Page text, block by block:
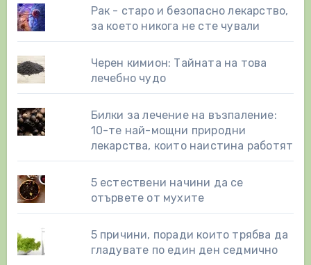
Рак - старо и безопасно лекарство,
за което никога не сте чували
Черен кимион: Тайната на това
лечебно чудо
Билки за лечение на възпаление:
10-те най-мощни природни
лекарства, които наистина работят
5 естествени начини да се
отървете от мухите
5 причини, поради които трябва да
гладувате по един ден седмично